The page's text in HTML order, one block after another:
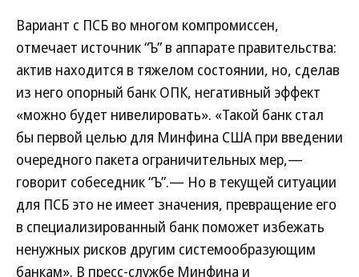
Вариант с ПСБ во многом компромиссен,
отмечает источник “Ъ” в аппарате правительства:
актив находится в тяжелом состоянии, но, сделав
из него опорный банк ОПК, негативный эффект
«можно будет нивелировать». «Такой банк стал
бы первой целью для Минфина США при введении
очередного пакета ограничительных мер,—
говорит собеседник “Ъ”.— Но в текущей ситуации
для ПСБ это не имеет значения, превращение его
в специализированный банк поможет избежать
ненужных рисков другим системообразующим
банкам». В пресс-службе Минфина и